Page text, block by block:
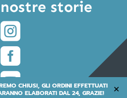
CHIUSI, GLI ORDINI EFFETTUATI
ELABORATI DAL 24, GRAZIE!
✕
storie


